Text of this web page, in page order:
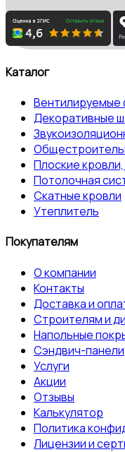
Каталог
Вентилируемые
Декоративные
Плоские
Потолочная
Скатные кровли
Утеплитель
Покупателям
О компании
Контакты
Доставка и
Строителям и
Напольные
Сэндвич-панели
Услуги
Акции
Отзывы
Калькулятор
Политика
Лицензии и